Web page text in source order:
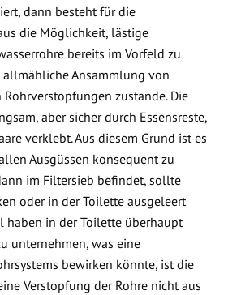
dann besteht für die
die Möglichkeit, lästige
bereits im Vorfeld zu
allmähliche Ansammlung von
zustande. Die
aber sicher durch Essensreste,
verklebt. Aus diesem Grund ist es
Ausgüssen konsequent zu
im Filtersieb befindet, sollte
oder in der Toilette ausgeleert
haben in der Toilette überhaupt
unternehmen, was eine
bewirken könnte, ist die
Verstopfung der Rohre nicht aus